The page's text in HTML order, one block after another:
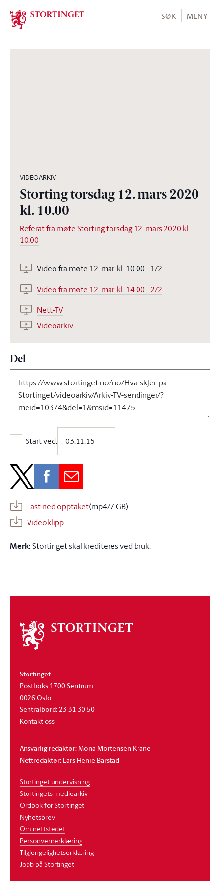
Stortinget.no
SØK MENY
VIDEOARKIV
Storting torsdag 12. mars 2020
kl. 10.00
Referat fra møte Storting torsdag 12. mars 2020 kl.
10.00
Video fra møte 12. mar. kl. 10.00 - 1/2
Video fra møte 12. mar. kl. 14.00 - 2/2
Nett-TV
Videoarkiv
Del
Start ved:
Start ved:
Last ned opptaket(mp4/7 GB)
Videoklipp
Merk:Stortinget skal krediteres ved bruk.
Om
stortinget
Stortinget
Postboks 1700 Sentrum
0026 Oslo
Sentralbord: 23 31 30 50
Kontakt oss
Ansvarlig redaktør: Mona Mortensen Krane
Nettredaktør: Lars Henie Barstad
Stortinget undervisning
Stortingets mediearkiv
Ordbok for Stortinget
Nyhetsbrev
Om nettstedet
Personvernerklæring
Tilgjengelighetserklæring
Jobb på Stortinget